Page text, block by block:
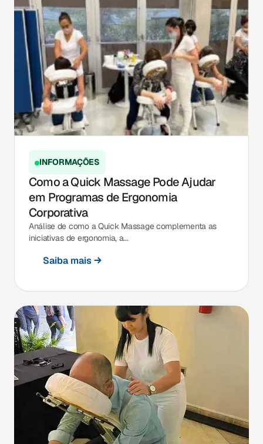
INFORMAÇÕES
Como a Quick Massage Pode Ajudar
em Programas de Ergonomia
Corporativa
Análise de como a Quick Massage complementa as
iniciativas de ergonomia, a...
Saiba mais